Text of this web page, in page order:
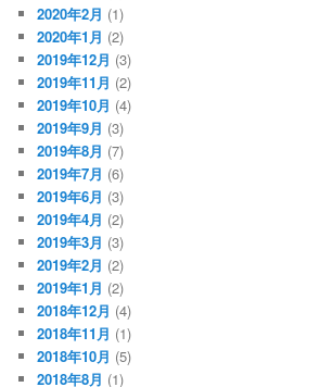
2020年2月 (1)
2020年1月 (2)
2019年12月 (3)
2019年11月 (2)
2019年10月 (4)
2019年9月 (3)
2019年8月 (7)
2019年7月 (6)
2019年6月 (3)
2019年4月 (2)
2019年3月 (3)
2019年2月 (2)
2019年1月 (2)
2018年12月 (4)
2018年11月 (1)
2018年10月 (5)
2018年8月 (1)